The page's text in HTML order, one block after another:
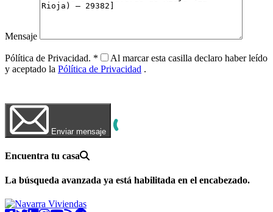
Mensaje
Pólítica de Privacidad. *
Al marcar esta casilla declaro haber leído
y aceptado la Pólítica de Privacidad .
Enviar mensaje
Encuentra tu casa
La búsqueda avanzada ya está habilitada en el encabezado.